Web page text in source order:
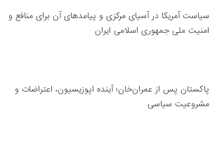
سیاست آمریکا در آسیای مرکزی و پیامدهای آن برای منافع و
امنیت ملی جمهوری اسلامی ایران
پاکستان پس از عمران‌خان؛ آینده اپوزیسیون، اعتراضات و
مشروعیت سیاسی